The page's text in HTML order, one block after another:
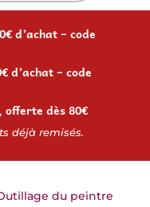
d’achat – code
d’achat – code
dès 80€
déjà remisés.
du peintre